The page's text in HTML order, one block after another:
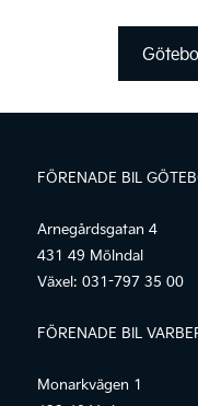
FÖRENADE BIL
Arnegårdsgatan 4
431 49 Mölndal
Växel: 031-797 35 00
FÖRENADE BIL
Monarkvägen 1